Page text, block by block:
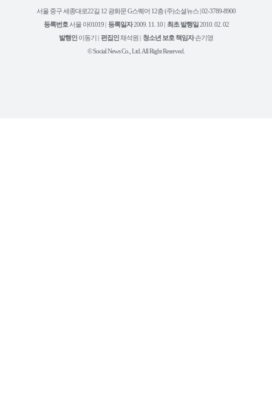
스
타
램
트
유
튜
서울 중구 세종대로22길 12 광화문 G스퀘어 12층 (주)소셜뉴스 | 02-3789-8900
등록번호 서울 아01019 | 등록일자2009. 11. 10 | 최초 발행일 2010. 02. 02
발행인 이동기 | 편집인 채석원 | 청소년 보호 책임자손기영
© Social News Co., Ltd. All Right Reserved.